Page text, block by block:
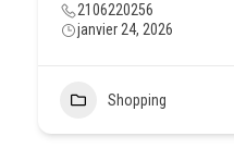
2106220256
janvier 24, 2026
Shopping